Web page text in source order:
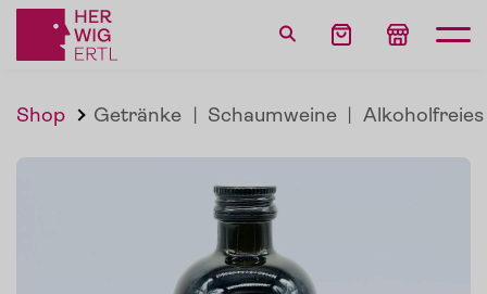
Shop Getränke | Schaumweine | Alkoholfreies